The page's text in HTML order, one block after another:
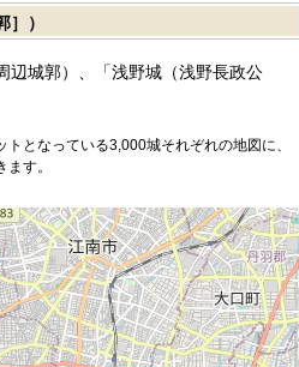
）
城郭）、「浅野城（浅野長政公
となっている3,000城それぞれの地図に、
す。